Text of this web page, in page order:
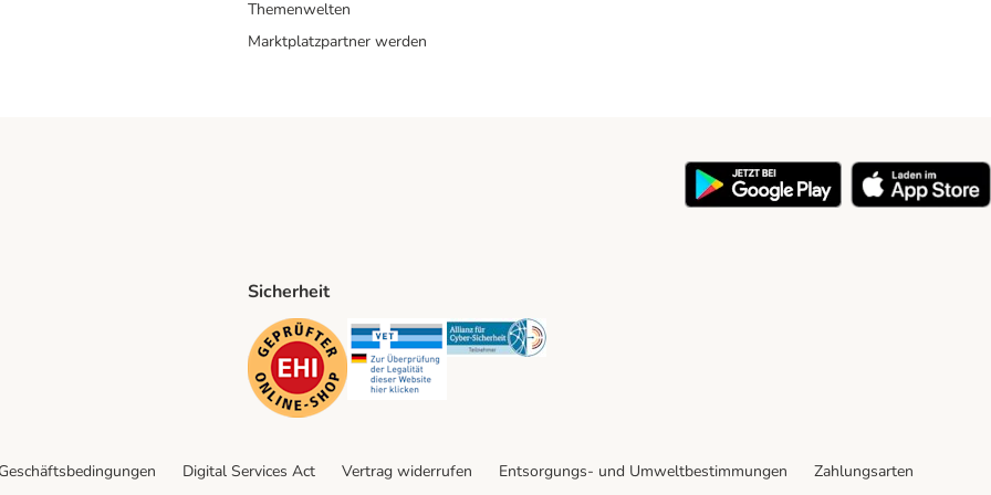
Themenwelten
Marktplatzpartner werden
Method
Sicherheit
Security Security Security
Digital Services Act Vertrag widerrufen Entsorgungs- und Umweltbestimmungen
Zahlungsarten